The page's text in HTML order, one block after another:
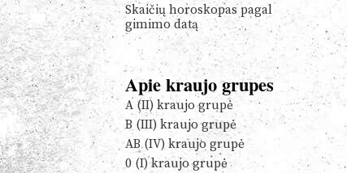
Skaičių horoskopas pagal
gimimo datą
Apie kraujo grupes
A (II) kraujo grupė
B (III) kraujo grupė
AB (IV) kraujo grupė
0 (I) kraujo grupė